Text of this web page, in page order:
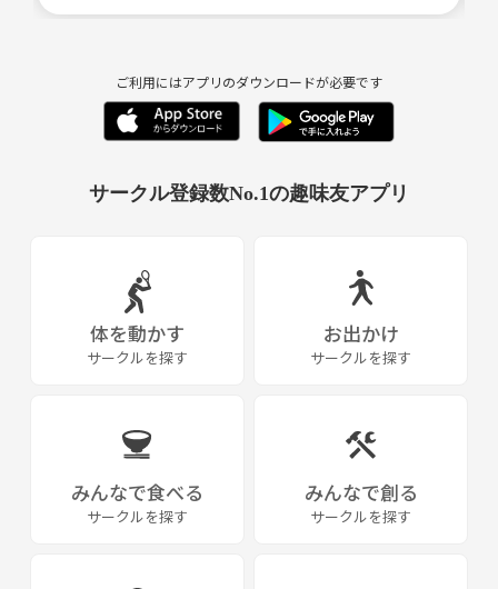
ご利用にはアプリのダウンロードが必要です
サークル登録数No.1の趣味友アプリ
体を動かす
サークルを探す
お出かけ
サークルを探す
みんなで食べる
サークルを探す
みんなで創る
サークルを探す